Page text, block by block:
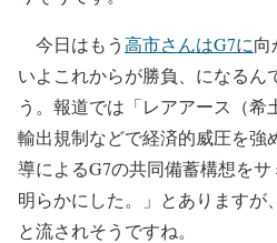
今日はもう高市さんはG7に向
いよこれからが勝負、になるん
う。報道では「レアアース（
輸出規制などで経済的威圧を強
導によるG7の共同備蓄構想を
明らかにした。」とありますが
と流されそうですね。